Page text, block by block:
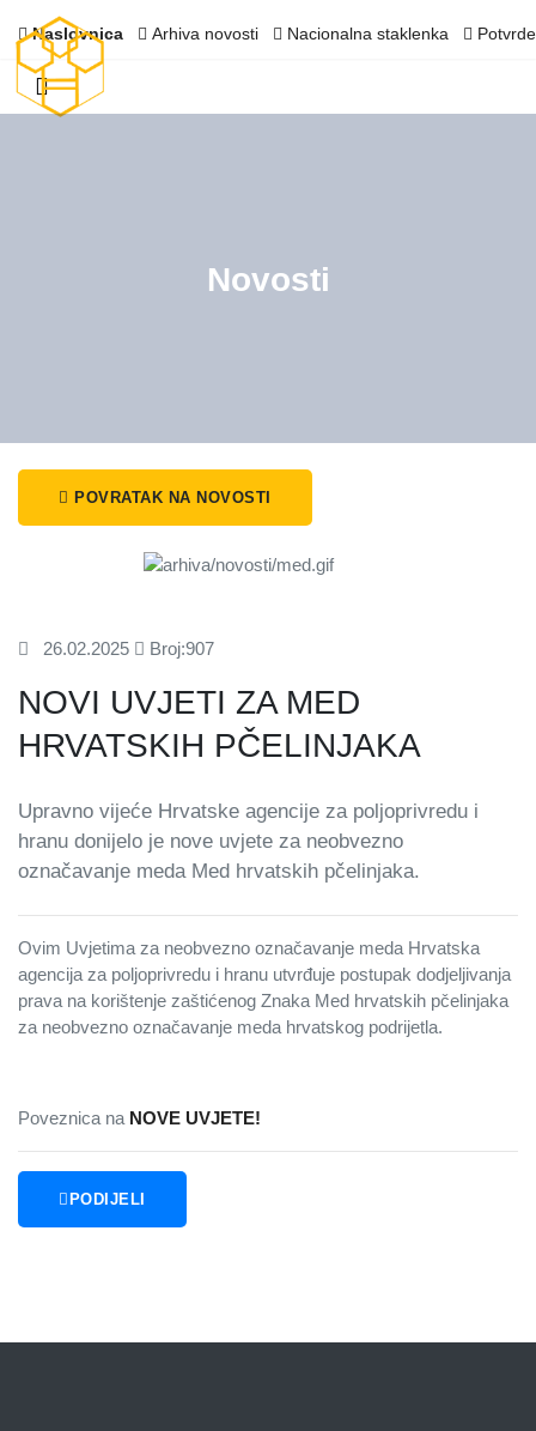
Naslovnica Arhiva novosti Nacionalna staklenka Potvrde
Novosti
POVRATAK NA NOVOSTI
26.02.2025 Broj:907
NOVI UVJETI ZA MED
HRVATSKIH PČELINJAKA
Upravno vijeće Hrvatske agencije za poljoprivredu i
hranu donijelo je nove uvjete za neobvezno
označavanje meda Med hrvatskih pčelinjaka.
Ovim Uvjetima za neobvezno označavanje meda Hrvatska
agencija za poljoprivredu i hranu utvrđuje postupak dodjeljivanja
prava na korištenje zaštićenog Znaka Med hrvatskih pčelinjaka
za neobvezno označavanje meda hrvatskog podrijetla.
Poveznica na NOVE UVJETE!
PODIJELI